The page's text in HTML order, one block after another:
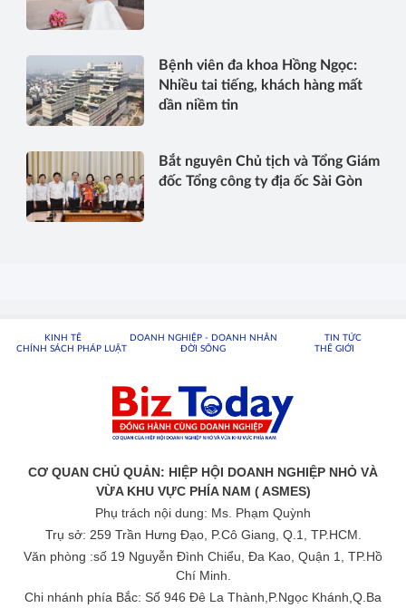
Bệnh viên đa khoa Hồng Ngọc:
Nhiều tai tiếng, khách hàng mất
dần niềm tin
Bắt nguyên Chủ tịch và Tổng Giám
đốc Tổng công ty địa ốc Sài Gòn
KINH TẾ DOANH NGHIỆP - DOANH NHÂN
TIN TỨC
CHÍNH SÁCH PHÁP LUẬT
ĐỜI SỐNG THẾ GIỚI
CƠ QUAN CHỦ QUẢN: HIỆP HỘI DOANH NGHIỆP NHỎ VÀ
VỪA KHU VỰC PHÍA NAM ( ASMES)
Phụ trách nội dung: Ms. Phạm Quỳnh
Trụ sở: 259 Trần Hưng Đạo, P.Cô Giang, Q.1, TP.HCM.
Văn phòng :số 19 Nguyễn Đình Chiểu, Đa Kao, Quận 1, TP.Hồ
Chí Minh.
Chi nhánh phía Bắc: Số 946 Đê La Thành,P.Ngọc Khánh,Q.Ba